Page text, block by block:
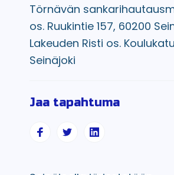
Törnävän
os. Ruukintie 157, 60200
Lakeuden Risti os.
Seinäjoki
Jaa tapahtuma